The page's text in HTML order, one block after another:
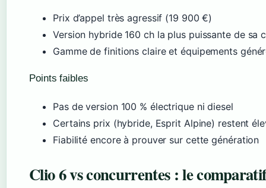
Prix d’appel très agressif (19 900 €)
Version hybride 160 ch la plus puissante de sa
Gamme de finitions claire et équipements
Points faibles
Pas de version 100 % électrique ni diesel
Certains prix (hybride, Esprit Alpine) restent
Fiabilité encore à prouver sur cette génération
Clio 6 vs concurrentes : le